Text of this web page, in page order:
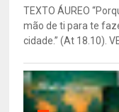
TEXTO ÁUREO
mão de ti para te
cidade.” (At 18.10).